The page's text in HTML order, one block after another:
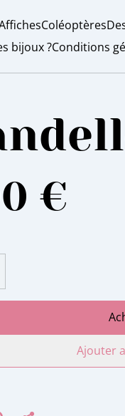
Coléoptères
bijoux ?Conditions
€
Ajouter